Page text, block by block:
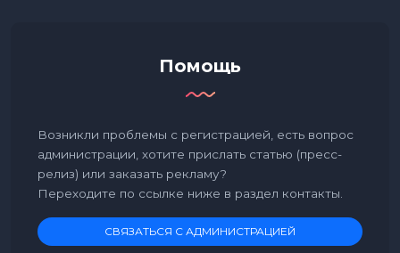
Помощь
Возникли проблемы с регистрацией, есть вопрос
администрации, хотите прислать статью (пресс-
релиз) или заказать рекламу?
Переходите по ссылке ниже в раздел контакты.
СВЯЗАТЬСЯ С АДМИНИСТРАЦИЕЙ